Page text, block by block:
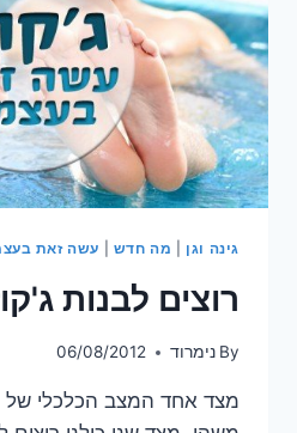
גינה וגן מה חדש עשה זאת
רוצים לבנות
By נימרוד 06/08/2012
מצד אחד המצב הכלכלי של